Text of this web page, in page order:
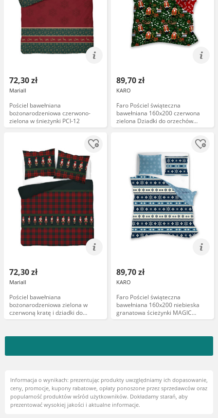
72,30 zł
Mariall
Pościel bawełniana
bożonarodzeniowa czerwono-
zielona w śnieżynki PCI-12
89,70 zł
KARO
Faro Pościel świąteczna
bawełniana 160x200 czerwona
zielona Dziadki do orzechów
MAGIC WINTER 005
72,30 zł
Mariall
Pościel bawełniana
bożonarodzeniowa zielona w
czerwoną kratę i dziadki do
orzechów PCI-16
89,70 zł
KARO
Faro Pościel świąteczna
bawełniana 160x200 niebieska
granatowa ścieżynki MAGIC
WINTER 006
Informacja o wynikach: prezentując produkty uwzględniamy ich dopasowanie,
ceny, promocje, kupony rabatowe, opłaty ponoszone przez sprzedawców oraz
popularność produktów wśród użytkowników. Dokładamy starań, aby
prezentować wysokiej jakości i aktualne informacje.